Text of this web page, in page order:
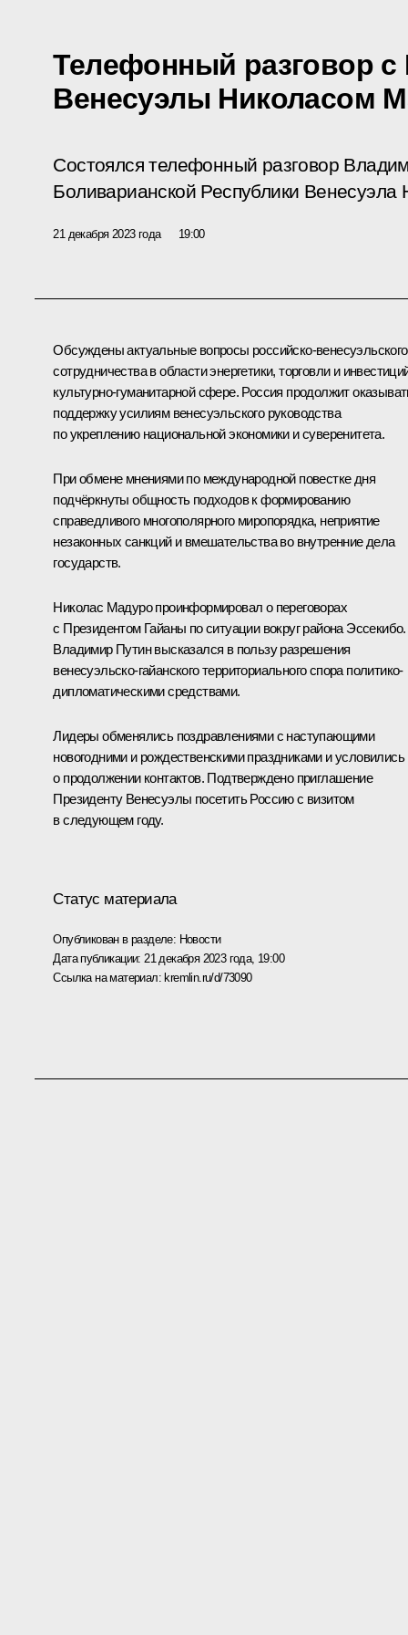
Телефонный разговор с
Венесуэлы Николасом
Состоялся телефонный разговор
Боливарианской Республики
21 декабря 2023 года 19:00
Обсуждены актуальные вопросы российско-венесуэльского
сотрудничества в области энергетики, торговли и
культурно-гуманитарной сфере. Россия продолжит
поддержку усилиям венесуэльского руководства
по укреплению национальной экономики и суверенитета.
При обмене мнениями по международной повестке дня
подчёркнуты общность подходов к формированию
справедливого многополярного миропорядка, неприятие
незаконных санкций и вмешательства во внутренние дела
государств.
Николас Мадуропроинформировал о переговорах
с Президентом Гайаны по ситуации вокруг района Эссекибо.
Владимир Путин высказался в пользу разрешения
венесуэльско-гайанского территориального спора политико-
дипломатическими средствами.
Лидеры обменялись поздравлениями с наступающими
новогодними и рождественскими праздниками и условились
о продолжении контактов. Подтверждено приглашение
Президенту Венесуэлы посетить Россию с визитом
в следующем году.
Статус материала
Опубликован в разделе: Новости
Дата публикации: 21 декабря 2023 года, 19:00
Ссылка на материал: kremlin.ru/d/73090